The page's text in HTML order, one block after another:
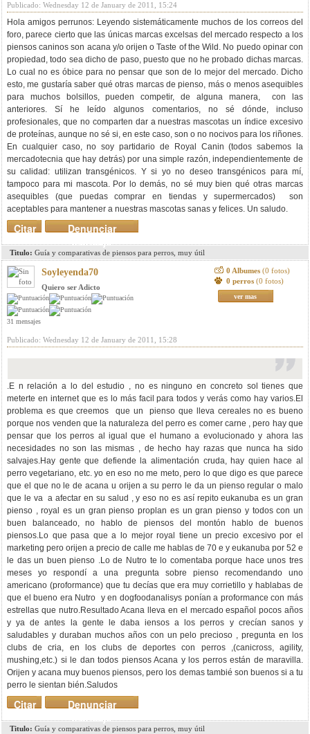
Publicado: Wednesday 12 de January de 2011, 15:24
Hola amigos perrunos: Leyendo sistemáticamente muchos de los correos del
foro, parece cierto que las únicas marcas excelsas del mercado respecto a los
piensos caninos son acana y/o orijen o Taste of the Wild. No puedo opinar con
propiedad, todo sea dicho de paso, puesto que no he probado dichas marcas.
Lo cual no es óbice para no pensar que son de lo mejor del mercado. Dicho
esto, me gustaría saber qué otras marcas de pienso, más o menos asequibles
para muchos bolsillos, pueden competir, de alguna manera, con las
anteriores. Sí he leído algunos comentarios, no sé dónde, incluso
profesionales, que no comparten dar a nuestras mascotas un índice excesivo
de proteínas, aunque no sé si, en este caso, son o no nocivos para los riñones.
En cualquier caso, no soy partidario de Royal Canin (todos sabemos la
mercadotecnia que hay detrás) por una simple razón, independientemente de
su calidad: utilizan transgénicos. Y si yo no deseo transgénicos para mí,
tampoco para mi mascota. Por lo demás, no sé muy bien qué otras marcas
asequibles (que puedas comprar en tiendas y supermercados) son
aceptables para mantener a nuestras mascotas sanas y felices. Un saludo.
Denunciar
mensaje
Citar
Titulo: Guía y comparativas de piensos para perros, muy útil
Soyleyenda70
Quiero ser Adicto
31 mensajes
0 Albumes (0 fotos)
0 perros (0 fotos)
ver mas
Publicado: Wednesday 12 de January de 2011, 15:28
.E n relación a lo del estudio , no es ninguno en concreto sol tienes que
meterte en internet que es lo más facil para todos y verás como hay varios.El
problema es que creemos que un pienso que lleva cereales no es bueno
porque nos venden que la naturaleza del perro es comer carne , pero hay que
pensar que los perros al igual que el humano a evolucionado y ahora las
necesidades no son las mismas , de hecho hay razas que nunca ha sido
salvajes.Hay gente que defiende la alimentación cruda, hay quien hace al
perro vegetariano, etc. yo en eso no me meto, pero lo que digo es que parece
que el que no le de acana u orijen a su perro le da un pienso regular o malo
que le va a afectar en su salud , y eso no es así repito eukanuba es un gran
pienso , royal es un gran pienso proplan es un gran pienso y todos con un
buen balanceado, no hablo de piensos del montón hablo de buenos
piensos.Lo que pasa que a lo mejor royal tiene un precio excesivo por el
marketing pero orijen a precio de calle me hablas de 70 e y eukanuba por 52 e
le das un buen pienso .Lo de Nutro te lo comentaba porque hace unos tres
meses yo respondí a una pregunta sobre pienso recomendando uno
americano (proformance) que tu decías que era muy corrietillo y hablabas de
que el bueno era Nutro y en dogfoodanalisys ponían a proformance con más
estrellas que nutro.Resultado Acana lleva en el mercado español pocos años
y ya de antes la gente le daba iensos a los perros y crecían sanos y
saludables y duraban muchos años con un pelo precioso , pregunta en los
clubs de cria, en los clubs de deportes con perros ,(canicross, agility,
mushing,etc.) si le dan todos piensos Acana y los perros están de maravilla.
Orijen y acana muy buenos piensos, pero los demas tambié son buenos si a tu
perro le sientan bién.Saludos
Denunciar
mensaje
Citar
Titulo: Guía y comparativas de piensos para perros, muy útil